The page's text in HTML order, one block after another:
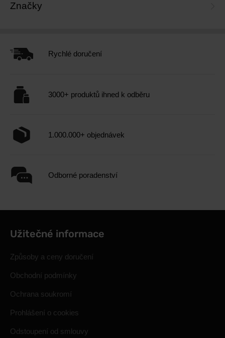
Značky
Rychlé doručení
3000+ produktů ihned k odběru
1.000.000+ objednávek
Odborné poradenství
Užitečné informace
Způsoby a ceny doručení
Obchodní podmínky
Ochrana soukromí
Prohlášení o cookies
Odstoupení od smlouvy